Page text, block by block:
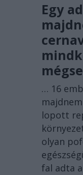
Egy
… 16
lopott
olyan
fal adta